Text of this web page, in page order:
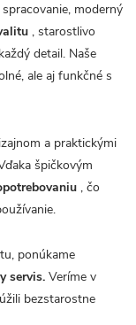
moderný
, starostlivo
detail. Naše
ale aj funkčné s
a praktickými
špičkovým
, čo
ponúkame
servis. Veríme v
bezstarostne